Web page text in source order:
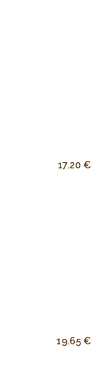
17.20 €
19.65 €